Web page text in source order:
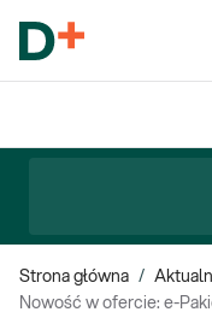
Strona główna /
Nowość w ofercie: e-